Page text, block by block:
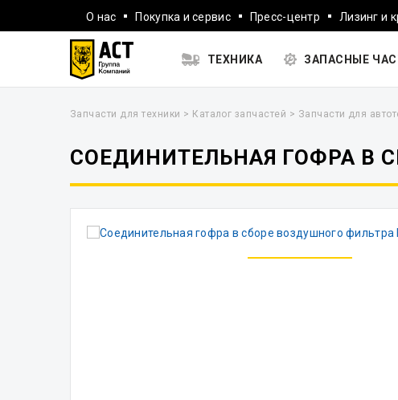
О нас Покупка и сервис Пресс-центр Лизинг и
ТЕХНИКА ЗАПАСНЫЕ
Запчасти для техники > Каталог запчастей > Запчасти для
СОЕДИНИТЕЛЬНАЯ ГОФРА В